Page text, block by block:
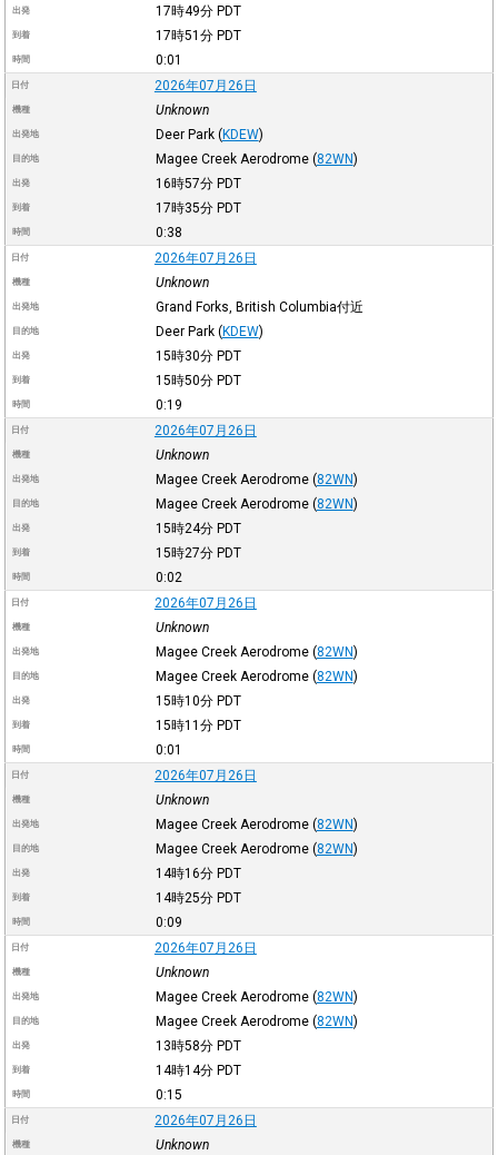
出発 17時49分 PDT
到着 17時51分 PDT
時間 0:01
日付 2026年07月26日
機種 Unknown
出発地 Deer Park (KDEW)
目的地 Magee Creek Aerodrome (82WN)
出発 16時57分 PDT
到着 17時35分 PDT
時間 0:38
日付 2026年07月26日
機種 Unknown
出発地 Grand Forks, British Columbia付近
目的地 Deer Park (KDEW)
出発 15時30分 PDT
到着 15時50分 PDT
時間 0:19
日付 2026年07月26日
機種 Unknown
出発地 Magee Creek Aerodrome (82WN)
目的地 Magee Creek Aerodrome (82WN)
出発 15時24分 PDT
到着 15時27分 PDT
時間 0:02
日付 2026年07月26日
機種 Unknown
出発地 Magee Creek Aerodrome (82WN)
目的地 Magee Creek Aerodrome (82WN)
出発 15時10分 PDT
到着 15時11分 PDT
時間 0:01
日付 2026年07月26日
機種 Unknown
出発地 Magee Creek Aerodrome (82WN)
目的地 Magee Creek Aerodrome (82WN)
出発 14時16分 PDT
到着 14時25分 PDT
時間 0:09
日付 2026年07月26日
機種 Unknown
出発地 Magee Creek Aerodrome (82WN)
目的地 Magee Creek Aerodrome (82WN)
出発 13時58分 PDT
到着 14時14分 PDT
時間 0:15
日付 2026年07月26日
機種 Unknown